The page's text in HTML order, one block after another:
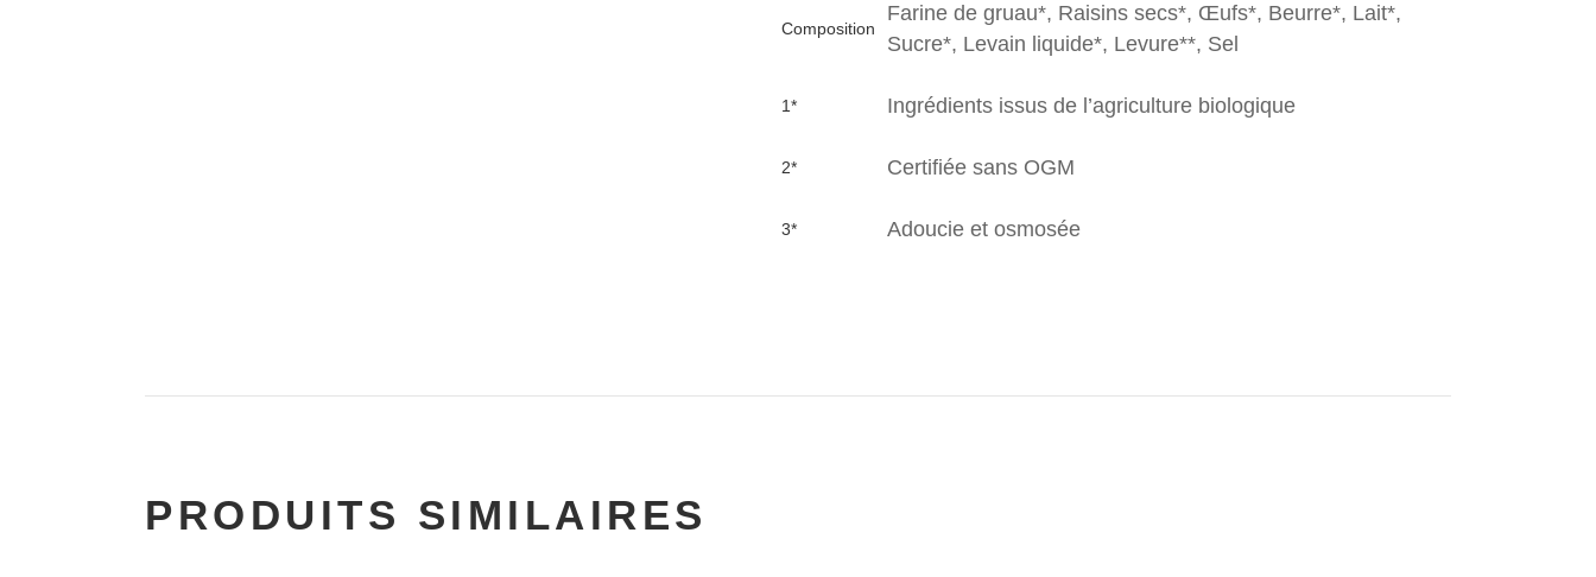
Composition
Farine de gruau*, Raisins secs*, Œufs*, Beurre*, Lait*,
Sucre*, Levain liquide*, Levure**, Sel
1* Ingrédients issus de l’agriculture biologique
2* Certifiée sans OGM
3* Adoucie et osmosée
PRODUITS SIMILAIRES